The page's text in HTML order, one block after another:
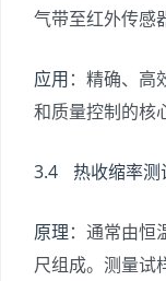
气带至红外传感
应用：精确、高
和质量控制的核
3.4 热收缩率测
原理：通常由恒
尺组成。测量试